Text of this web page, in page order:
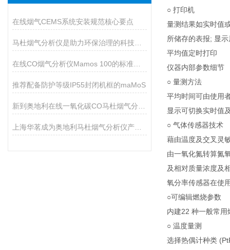
在线烟气CEMS系统安装规范核心要点
推荐配备防护等级IP55封闭机框的maMoS
○ 打印机
量测结果如实时值
所储存的表报; 显
平均值定时打印
仪器内部参数细节
○ 量测方法
平均时间可由使用
显示可切换实时值
○ 气体传感器技术
藉由温度及交叉灵
由一氧化氮转算氮
及相对质量浓度及
氧分率传感器在使
○可编辑燃烧参数
内建22 种一般常
○ 温度量测
选择热偶计种类